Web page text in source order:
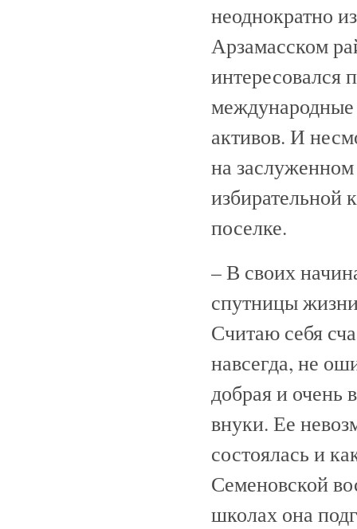
неоднократно
Арзамасском
интересовался
международные
активов. И
на заслуженном
избирательной
поселке.
– В своих
спутницы
Считаю себя
навсегда, не
добрая и очень
внуки. Ее
состоялась и
Семеновской
школах она